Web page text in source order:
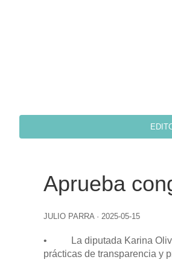
Aprueba
JULIO PARRA · 2025-05-15
• La diputada Karina Olivas
prácticas de transparencia y